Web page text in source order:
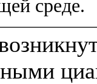
среде.